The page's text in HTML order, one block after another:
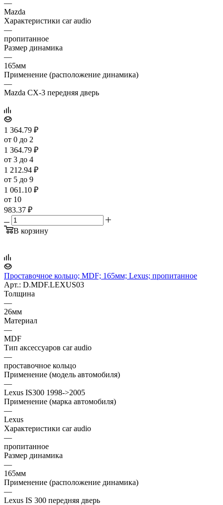
—
Mazda
Характеристики car audio
—
пропитанное
Размер динамика
—
165мм
Применение (расположение динамика)
—
Mazda CX-3 передняя дверь
1 364.79 ₽
от 0 до 2
1 364.79 ₽
от 3 до 4
1 212.94 ₽
от 5 до 9
1 061.10 ₽
от 10
983.37 ₽
В корзину
Проставочное кольцо; MDF; 165мм; Lexus; пропитанное
Арт.: D.MDF.LEXUS03
Толщина
—
26мм
Материал
—
MDF
Тип аксессуаров car audio
—
проставочное кольцо
Применение (модель автомобиля)
—
Lexus IS300 1998->2005
Применение (марка автомобиля)
—
Lexus
Характеристики car audio
—
пропитанное
Размер динамика
—
165мм
Применение (расположение динамика)
—
Lexus IS 300 передняя дверь